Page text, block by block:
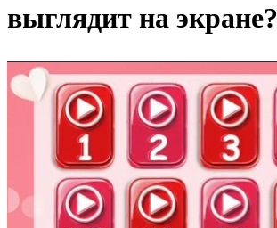
выглядит на экране?